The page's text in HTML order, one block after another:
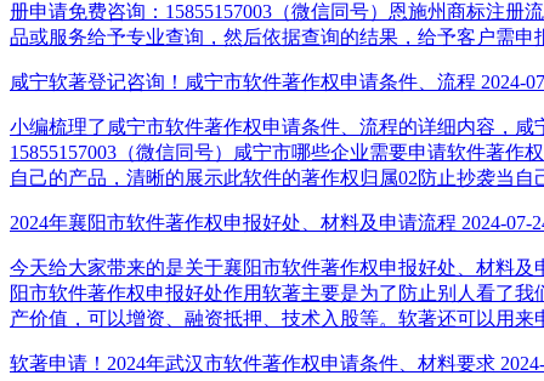
册申请免费咨询：15855157003（微信同号）恩施州商标注
品或服务给予专业查询，然后依据查询的结果，给予客户需申
咸宁软著登记咨询！咸宁市软件著作权申请条件、流程 2024-
小编梳理了咸宁市软件著作权申请条件、流程的详细内容，
15855157003（微信同号）咸宁市哪些企业需要申请软件著
自己的产品，清晰的展示此软件的著作权归属02防止抄袭当
2024年襄阳市软件著作权申报好处、材料及申请流程 2024-07-
今天给大家带来的是关于襄阳市软件著作权申报好处、材料及
阳市软件著作权申报好处作用软著主要是为了防止别人看了
产价值，可以增资、融资抵押、技术入股等。软著还可以用来
软著申请！2024年武汉市软件著作权申请条件、材料要求